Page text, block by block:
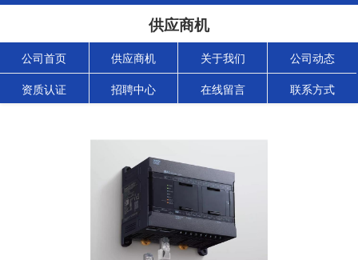
供应商机
公司首页 供应商机 关于我们 公司动态
资质认证 招聘中心 在线留言 联系方式